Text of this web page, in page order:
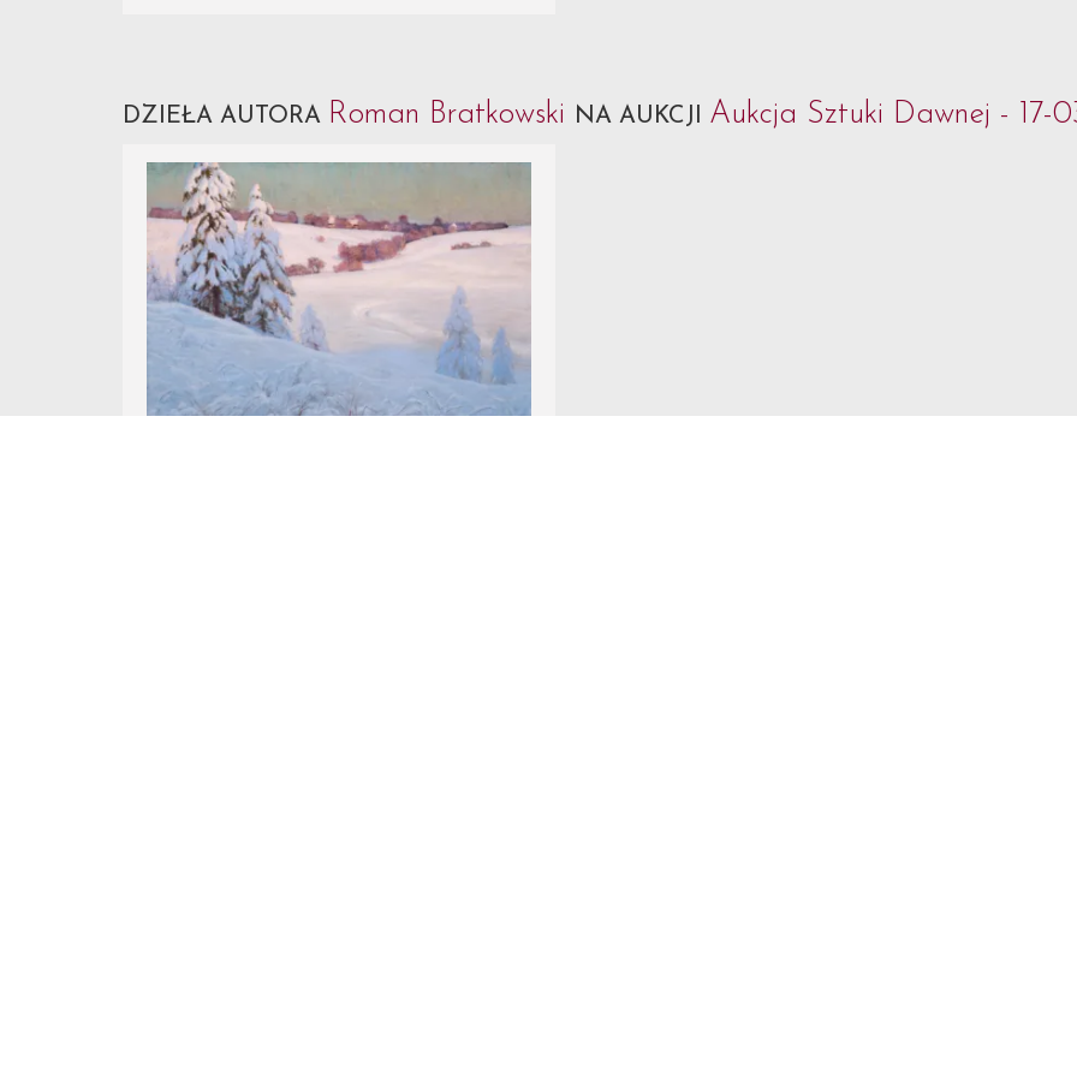
DZIEŁA AUTORA Roman Bratkowski NA AUKCJI Aukcja Sztuki Dawnej - 17-